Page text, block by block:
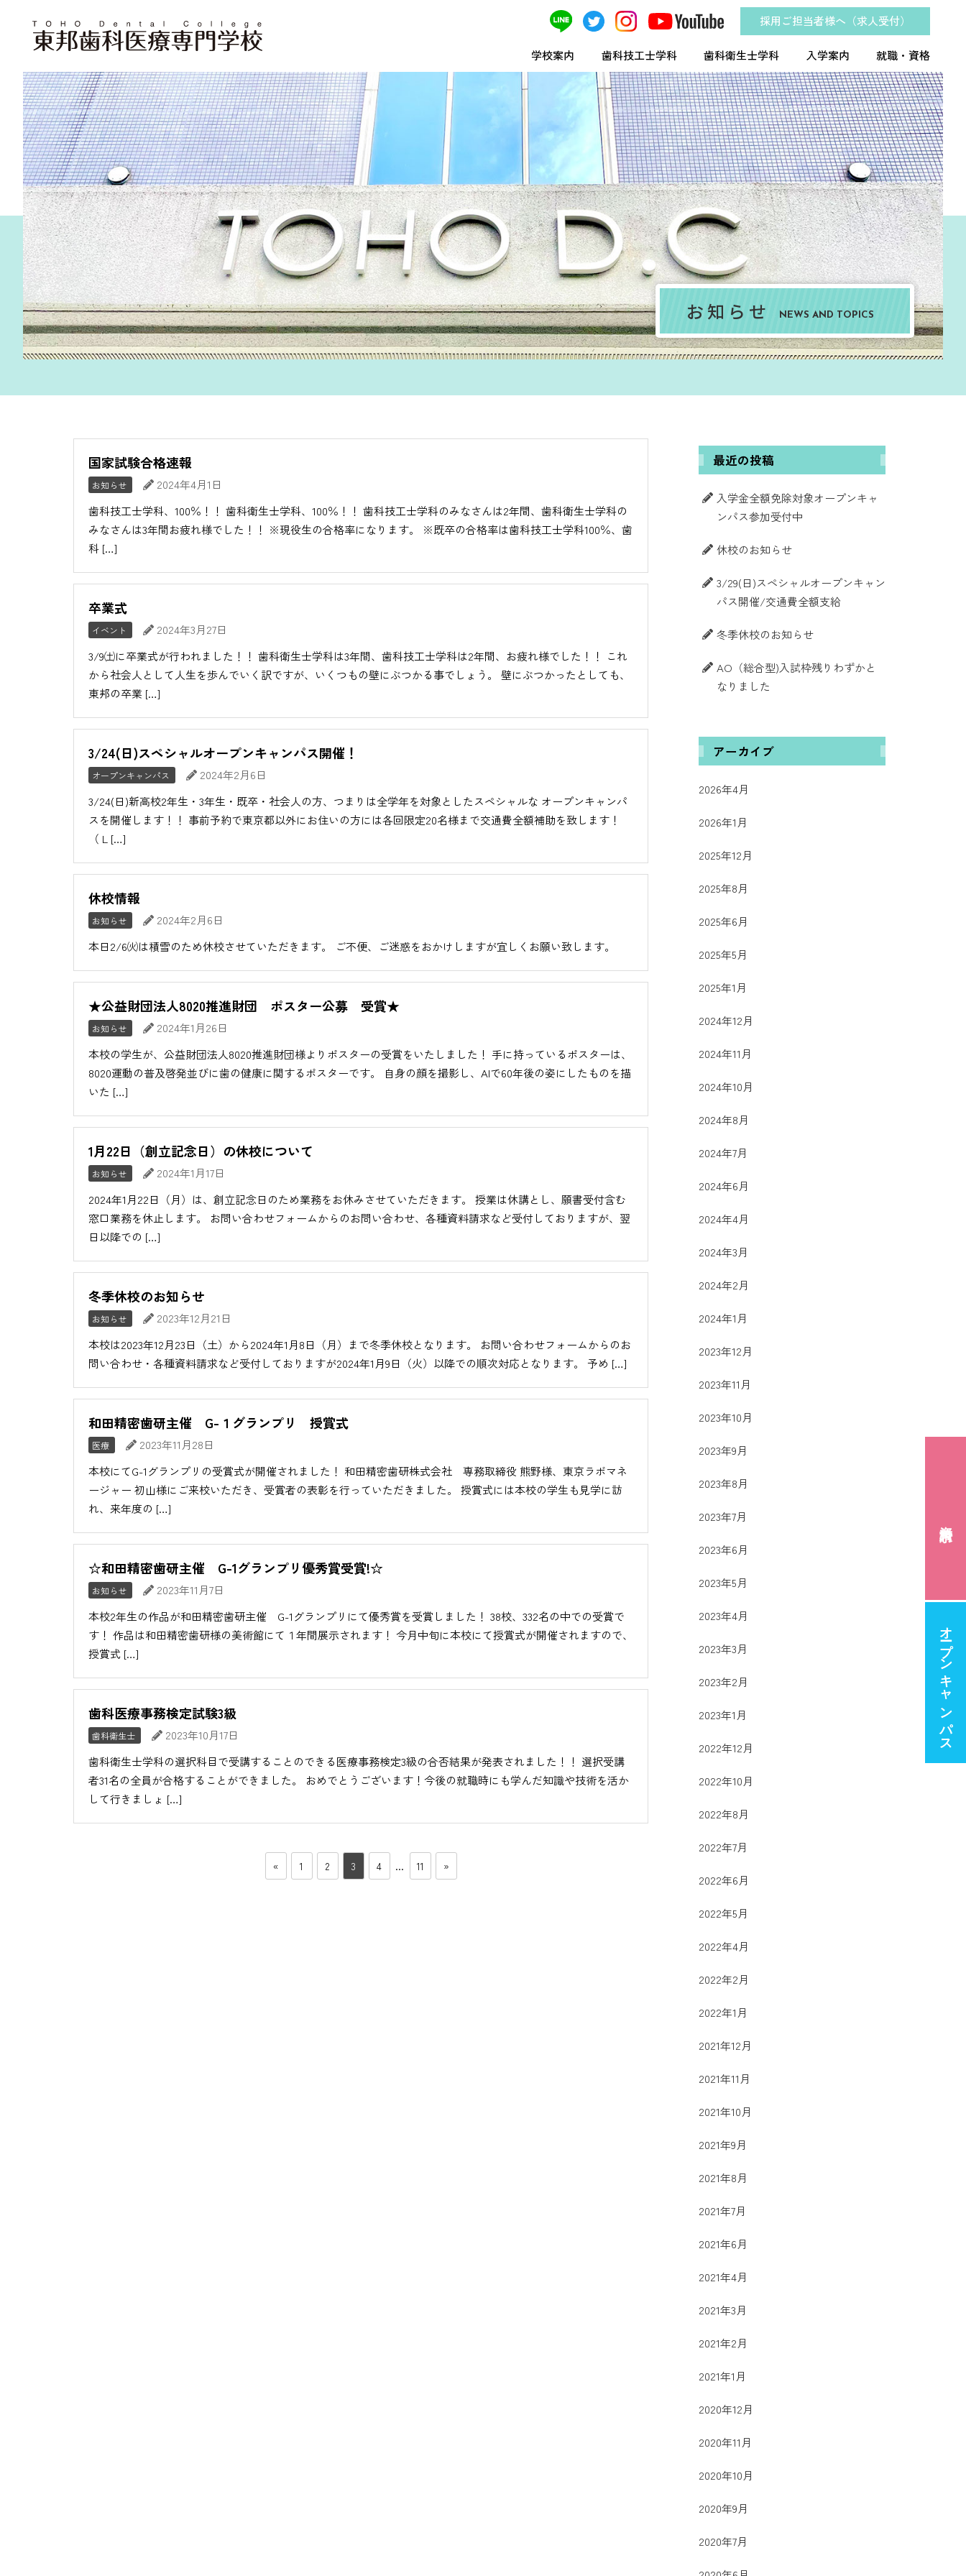
採用ご担当者様へ（求人受付）
学校案内 歯科技工士学科 歯科衛生士学科 入学案内 就職・資格
お知らせ NEWS AND TOPICS
国家試験合格速報
お知らせ
2024年4月1日
歯科技工士学科、100％！！ 歯科衛生士学科、100％！！ 歯科技工士学科のみなさんは2年間、歯科衛生士学科の
みなさんは3年間お疲れ様でした！！ ※現役生の合格率になります。 ※既卒の合格率は歯科技工士学科100％、歯
科 […]
卒業式
イベント
2024年3月27日
3/9㈯に卒業式が行われました！！ 歯科衛生士学科は3年間、歯科技工士学科は2年間、お疲れ様でした！！ これ
から社会人として人生を歩んでいく訳ですが、いくつもの壁にぶつかる事でしょう。 壁にぶつかったとしても、
東邦の卒業 […]
3/24(日)スペシャルオープンキャンパス開催！
オープンキャンパス
2024年2月6日
3/24(日)新高校2年生・3年生・既卒・社会人の方、つまりは全学年を対象としたスペシャルな オープンキャンパ
スを開催します！！ 事前予約で東京都以外にお住いの方には各回限定20名様まで交通費全額補助を致します！
（ L […]
休校情報
お知らせ
2024年2月6日
本日2/6㈫は積雪のため休校させていただきます。 ご不便、ご迷惑をおかけしますが宜しくお願い致します。
★公益財団法人8020推進財団 ポスター公募 受賞★
お知らせ
2024年1月26日
本校の学生が、公益財団法人8020推進財団様よりポスターの受賞をいたしました！ 手に持っているポスターは、
8020運動の普及啓発並びに歯の健康に関するポスターです。 自身の顔を撮影し、AIで60年後の姿にしたものを描
いた […]
1月22日（創立記念日）の休校について
お知らせ
2024年1月17日
2024年1月22日（月）は、創立記念日のため業務をお休みさせていただきます。 授業は休講とし、願書受付含む
窓口業務を休止します。 お問い合わせフォームからのお問い合わせ、各種資料請求など受付しておりますが、翌
日以降での […]
冬季休校のお知らせ
お知らせ
2023年12月21日
本校は2023年12月23日（土）から2024年1月8日（月）まで冬季休校となります。 お問い合わせフォームからのお
問い合わせ・各種資料請求など受付しておりますが2024年1月9日（火）以降での順次対応となります。 予め […]
和田精密歯研主催 G-１グランプリ 授賞式
医療
2023年11月28日
本校にてG-1グランプリの受賞式が開催されました！ 和田精密歯研株式会社 専務取締役 熊野様、東京ラボマネ
ージャー 初山様にご来校いただき、受賞者の表彰を行っていただきました。 授賞式には本校の学生も見学に訪
れ、来年度の […]
☆和田精密歯研主催 G-1グランプリ優秀賞受賞!☆
お知らせ
2023年11月7日
本校2年生の作品が和田精密歯研主催 G-1グランプリにて優秀賞を受賞しました！ 38校、332名の中での受賞で
す！ 作品は和田精密歯研様の美術館にて１年間展示されます！ 今月中旬に本校にて授賞式が開催されますので、
授賞式 […]
歯科医療事務検定試験3級
歯科衛生士
2023年10月17日
歯科衛生士学科の選択科目で受講することのできる医療事務検定3級の合否結果が発表されました！！ 選択受講
者31名の全員が合格することができました。 おめでとうございます！今後の就職時にも学んだ知識や技術を活か
して行きましょ […]
« 1 2 3 4 … 11 »
最近の投稿
入学金全額免除対象オープンキャ
ンパス参加受付中
休校のお知らせ
3/29(日)スペシャルオープンキャン
パス開催/交通費全額支給
冬季休校のお知らせ
AO（総合型)入試枠残りわずかと
なりました
アーカイブ
2026年4月
2026年1月
2025年12月
2025年8月
2025年6月
2025年5月
2025年1月
2024年12月
2024年11月
2024年10月
2024年8月
2024年7月
2024年6月
2024年4月
2024年3月
2024年2月
2024年1月
2023年12月
2023年11月
2023年10月
2023年9月
2023年8月
2023年7月
2023年6月
2023年5月
2023年4月
2023年3月
2023年2月
2023年1月
2022年12月
2022年10月
2022年8月
2022年7月
2022年6月
2022年5月
2022年4月
2022年2月
2022年1月
2021年12月
2021年11月
2021年10月
2021年9月
2021年8月
2021年7月
2021年6月
2021年4月
2021年3月
2021年2月
2021年1月
2020年12月
2020年11月
2020年10月
2020年9月
2020年7月
オープンキャンパス